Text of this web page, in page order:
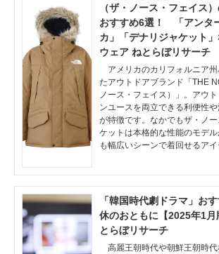
（ザ・ノース・フェイス
おすすめ6選！ 「アンタ
カ」「デナリジャケット
ウェア ねとらぼリサーチ
アメリカのカリフォルニア
たアウトドアブランド「THE
ノース・フェイス）」。アウ
ンユースを両立できる利便性
が特徴です。なかでもザ・ノ
ケットは本格的な性能のモデ
も幅広いシーンで着回せるア
「韓国時代劇ドラマ」お
休のおともに【2025年1
とらぼリサーチ
高麗王朝時代や朝鮮王朝時代